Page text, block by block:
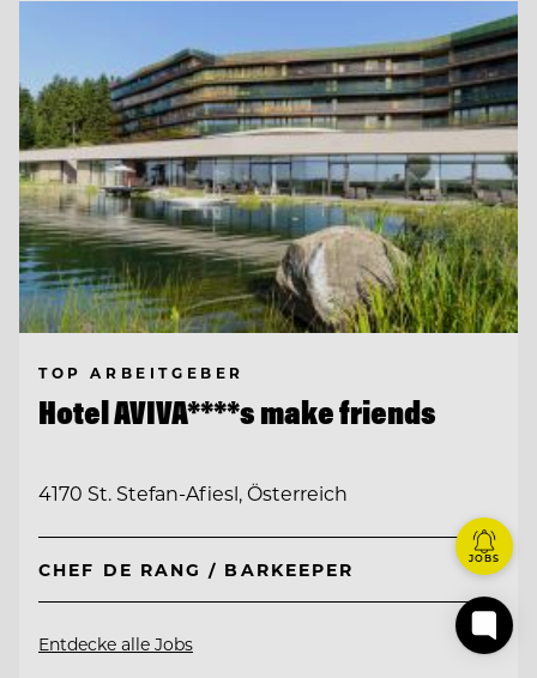
TOP ARBEITGEBER
Hotel AVIVA****s make friends
4170 St. Stefan-Afiesl, Österreich
CHEF DE RANG / BARKEEPER
Entdecke alle Jobs
JOBS